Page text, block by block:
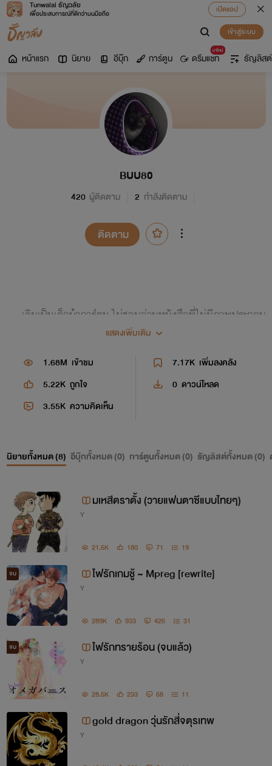
Tunwalai ธัญวลัย
เพื่อประสบการณ์ที่ดีกว่าบนมือถือ
เปิดแอป
เข้าสู่ระบบ
หน้าแรก นิยาย อีบุ๊ก การ์ตูน
มาใหม่
ดรีมแชท ธัญลิสต์
BUU80
420 ผู้ติดตาม 2 กำลังติดตาม
ติดตาม
เดิมเป็นเด็กบ้าการ์ตูน ไม่ชอบอ่านหนังสือที่ไม่มีภาพประกอบ
อย่างนิยาย แต่พอเป็นผู้ใหญ่แล้วเห็นน้องสาวอ่านนิยายวายก็เลย
"มีนิยายเรื่องไหนที่พระเอก-นายเอกรักกันโดยพระเอกไม่ได้
ปล้ำนายเอกก่อนมั้ย?"
เลย อุฮิ อุฮิ
ʕ•̫͡•ʕ•̫͡•ʔ•̫͡•ʔ•̫͡•ʕ•̫͡•ʔ•̫͡•ʕ•̫͡•ʕ•̫͡•ʔ•̫͡•ʔ•̫͡•ʕ•̫͡•ʔ•̫͡•ʔ
แสดงเพิ่มเติม
1.68M เข้าชม 7.17K เพิ่มลงคลัง
5.22K ถูกใจ 0 ดาวน์โหลด
3.55K ความคิดเห็น
นิยายทั้งหมด (8) อีบุ๊กทั้งหมด (0) การ์ตูนทั้งหมด (0) ธัญลิสต์ทั้งหมด (0)
มเหสีตราตั้ง (วายแฟนตาซีแบบไทยๆ)
Y
21.5K 180 71 19
จบ ไฟรักเกมชู้ ~ Mpreg [rewrite]
Y
289K 933 426 31
จบ ไฟรักทรายร้อน (จบแล้ว)
Y
28.5K 233 68 11
gold dragon วุ่นรักสี่จตุรเทพ
Y